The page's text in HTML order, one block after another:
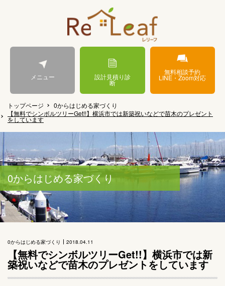
メニュー 設計見積り診
断
無料相談予約
LINE・Zoom対応
トップページ
0からはじめる家づくり
【無料でシンボルツリーGet!!】横浜市では新築祝いなどで苗木のプレゼント
をしています
0からはじめる家づくり
0からはじめる家づくり 2018.04.11
【無料でシンボルツリーGet!!】横浜市では新
築祝いなどで苗木のプレゼントをしています